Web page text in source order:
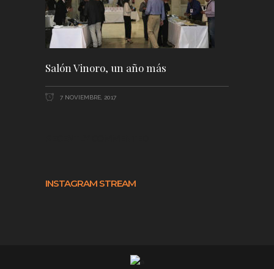
Salón Vinoro, un año más
7 NOVIEMBRE, 2017
INSTAGRAM STREAM